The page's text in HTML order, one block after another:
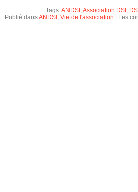
Tags:ANDSI ,Association DSI ,
Publié dansANDSI , Vie de l'association Les